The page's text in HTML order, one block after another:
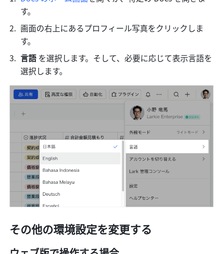
す。
画面の右上にあるプロフィール写真をクリックしま
す。
言語 を選択します。そして、必要に応じて表示言語を
選択します。
その他の環境設定を変更する